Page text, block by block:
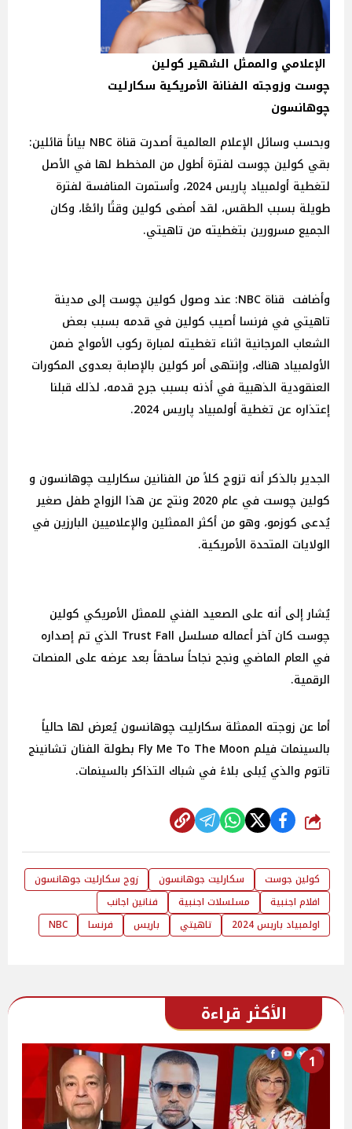
الإعلامي والممثل الشهير كولين
چوست وزوجته الفنانة الأمريكية سكارليت
چوهانسون
وبحسب وسائل الإعلام العالمية أصدرت قناة NBC بياناً قائلين:
بقي كولين چوست لفترة أطول من المخطط لها في الأصل
لتغطية أولمبياد پاريس 2024، وأستمرت المنافسة لفترة
طويلة بسبب الطقس، لقد أمضى كولين وقتًا رائعًا، وكان
الجميع مسرورين بتغطيته من تاهيتي.
وأضافت قناة NBC: عند وصول كولين چوست إلى مدينة
تاهيتي في فرنسا أصيب كولين في قدمه بسبب بعض
الشعاب المرجانية اثناء تغطيته لمبارة ركوب الأمواج ضمن
الأولمبياد هناك، وإنتهى أمر كولين بالإصابة بعدوى المكورات
العنقودية الذهبية في أذنه بسبب جرح قدمه، لذلك قبلنا
إعتذاره عن تغطية أولمبياد پاريس 2024.
الجدير بالذكر أنه تزوج كلاً من الفنانين سكارليت چوهانسون و
كولين چوست في عام 2020 ونتج عن هذا الزواج طفل صغير
يُدعى كوزمو، وهو من أكثر الممثلين والإعلاميين البارزين في
الولايات المتحدة الأمريكية.
يُشار إلى أنه على الصعيد الفني للممثل الأمريكي كولين
چوست كان آخر أعماله مسلسل Trust Fall الذي تم إصداره
في العام الماضي ونجح نجاحاً ساحقاً بعد عرضه على المنصات
الرقمية.
أما عن زوجته الممثلة سكارليت چوهانسون يُعرض لها حالياً
بالسينمات فيلم Fly Me To The Moon بطولة الفنان تشانينج
تاتوم والذي يُبلى بلاءً في شباك التذاكر بالسينمات.
شارك
كولين جوست سكارليت جوهانسون
زوج سكارليت جوهانسون
افلام اجنبية
مسلسلات اجنبية
فنانين اجانب
اولمبياد باريس 2024
تاهيتي باريس فرنسا NBC
الأكثر قراءة
1